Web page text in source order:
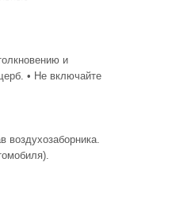
и
• Не включайте